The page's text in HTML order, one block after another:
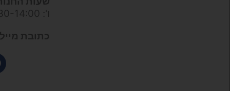
ו': 09:30-14:00
כתובת